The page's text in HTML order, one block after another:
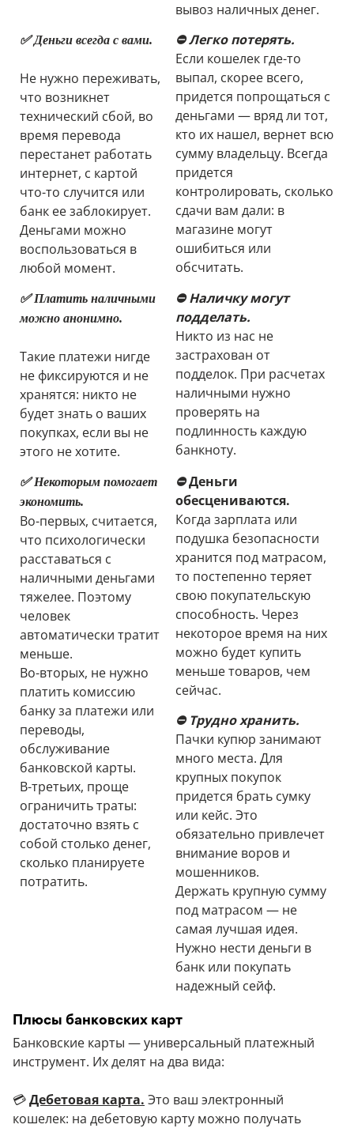
вывоз наличных денег.
✅ Деньги всегда с вами.
Не нужно переживать,
что возникнет
технический сбой, во
время перевода
перестанет работать
интернет, с картой
что-то случится или
банк ее заблокирует.
Деньгами можно
воспользоваться в
любой момент.
⛔ Легко потерять.
Если кошелек где-то
выпал, скорее всего,
придется попрощаться с
деньгами — вряд ли тот,
кто их нашел, вернет всю
сумму владельцу. Всегда
придется
контролировать, сколько
сдачи вам дали: в
магазине могут
ошибиться или
обсчитать.
✅ Платить наличными
можно анонимно.
Такие платежи нигде
не фиксируются и не
хранятся: никто не
будет знать о ваших
покупках, если вы не
этого не хотите.
⛔ Наличку могут
подделать.
Никто из нас не
застрахован от
подделок. При расчетах
наличными нужно
проверять на
подлинность каждую
банкноту.
✅ Некоторым помогает
экономить.
Во-первых, считается,
что психологически
расставаться с
наличными деньгами
тяжелее. Поэтому
человек
автоматически тратит
меньше.
Во-вторых, не нужно
платить комиссию
банку за платежи или
переводы,
обслуживание
банковской карты.
В-третьих, проще
ограничить траты:
достаточно взять с
собой столько денег,
сколько планируете
потратить.
⛔Деньги
обесцениваются.
Когда зарплата или
подушка безопасности
хранится под матрасом,
то постепенно теряет
свою покупательскую
способность. Через
некоторое время на них
можно будет купить
меньше товаров, чем
сейчас.
⛔ Трудно хранить.
Пачки купюр занимают
много места. Для
крупных покупок
придется брать сумку
или кейс. Это
обязательно привлечет
внимание воров и
мошенников.
Держать крупную сумму
под матрасом — не
самая лучшая идея.
Нужно нести деньги в
банк или покупать
надежный сейф.
Плюсы банковских карт
Банковские карты — универсальный платежный
инструмент. Их делят на два вида:
💳Дебетовая карта. Это ваш электронный
кошелек: на дебетовую карту можно получать